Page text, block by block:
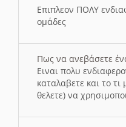
Επιπλεον ΠΟΛΥ
ομάδες
Πως να ανεβάσετε
Ειναι πολυ
καταλαβετε και το
θελετε) να